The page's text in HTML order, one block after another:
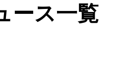
ース一覧